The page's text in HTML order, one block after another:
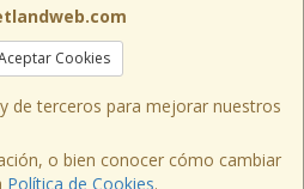
Cookies
de terceros para mejorar nuestros
o bien conocer cómo cambiar
Política de Cookies.